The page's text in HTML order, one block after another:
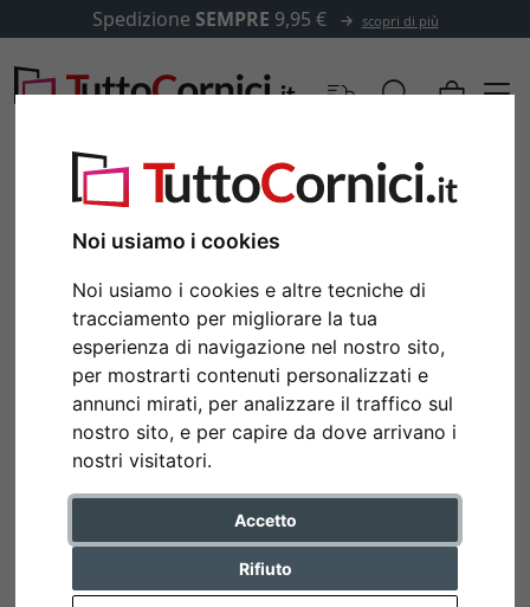
Noi usiamo i cookies
Noi usiamo i cookies e altre tecniche di
tracciamento per migliorare la tua
esperienza di navigazione nel nostro sito,
per mostrarti contenuti personalizzati e
annunci mirati, per analizzare il traffico sul
nostro sito, e per capire da dove arrivano i
nostri visitatori.
Accetto
Rifiuto
Spedizione SEMPRE 9,95 € scopri di più